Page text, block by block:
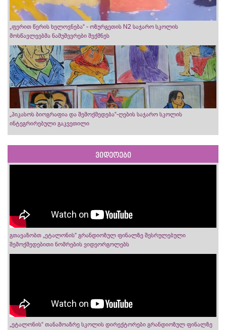
„ფერით წერის ხელოვნება“ - ოზურგეთის N2 საჯარო სკოლის
მოსწავლეებმა ნამუშევრები შექმნეს
„პიკასოს ბიოგრაფია და შემოქმედება“-ღების საჯარო სკოლის
ინტეგრირებული გაკვეთილი
ვიდეოები
გთავაზობთ „ეტალონის“ გრანდიოზულ ფინალზე შესრულებული
შემოქმედებითი ნომრების ვიდეორგოლებს
„ეტალონის“ თანამოაზრე სკოლის დირექტორები გრანდიოზულ ფინალზე